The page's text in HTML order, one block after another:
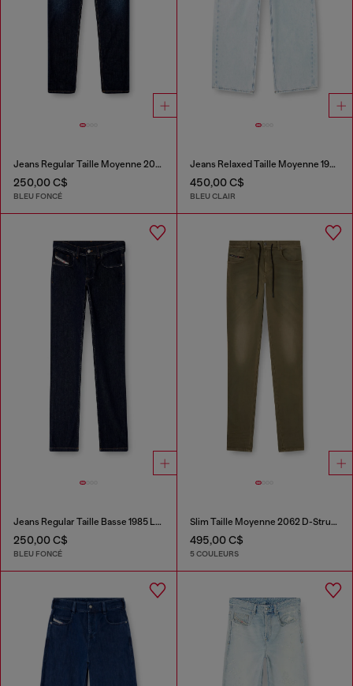
Jeans Regular Taille Moyenne 2023 D-Finitive
250,00 C$
BLEU FONCÉ
Jeans Relaxed Taille Moyenne 1997 D-Enim-M
450,00 C$
BLEU CLAIR
Jeans Regular Taille Basse 1985 Larkee
250,00 C$
BLEU FONCÉ
Slim Taille Moyenne 2062 D-Strukt Joggjeans®
495,00 C$
5 COULEURS